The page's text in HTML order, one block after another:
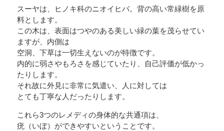
スーヤは、ヒノキ科のニオイヒバ。背の高い常緑樹を原
料とします。
この木は、表面はつやのある美しい緑の葉を茂らせてい
ますが、内側は
空洞、下草は一切生えないのが特徴です。
内的に弱さやもろさを感じていたり、自己評価が低かっ
たりします。
それ故に外見に非常に気遣い、人に対しては
とても丁寧な人だったりします。
これら3つのレメディの身体的な共通項は、
疣（いぼ）ができやすいということです。